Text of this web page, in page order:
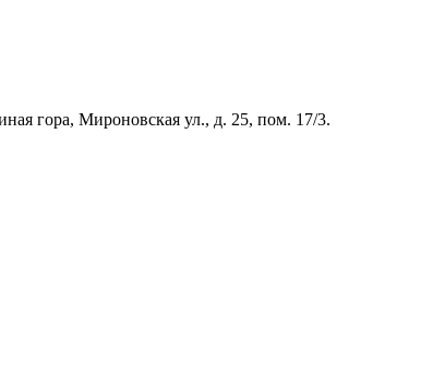
гора, Мироновская ул., д. 25, пом. 17/3.